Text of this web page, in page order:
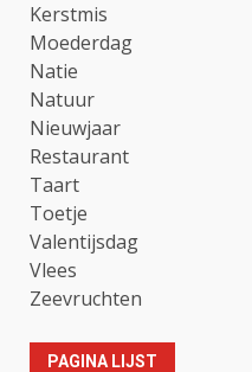
Kerstmis
Moederdag
Natie
Natuur
Nieuwjaar
Restaurant
Taart
Toetje
Valentijsdag
Vlees
Zeevruchten
PAGINA LIJST